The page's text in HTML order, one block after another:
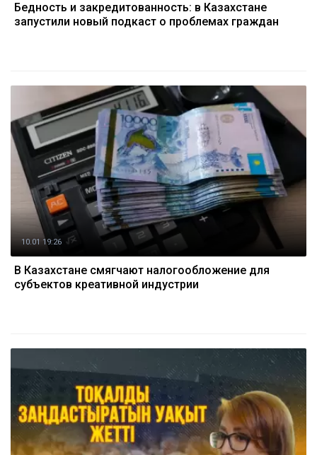
Бедность и закредитованность: в Казахстане
запустили новый подкаст о проблемах граждан
10.01 19:26
В Казахстане смягчают налогообложение для
субъектов креативной индустрии